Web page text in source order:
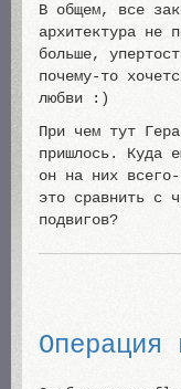
В общем, все
архитектура не
больше,
почему-то
любви :)
При чем тут
пришлось. Куда
он на них
это сравнить с
подвигов?
Операция